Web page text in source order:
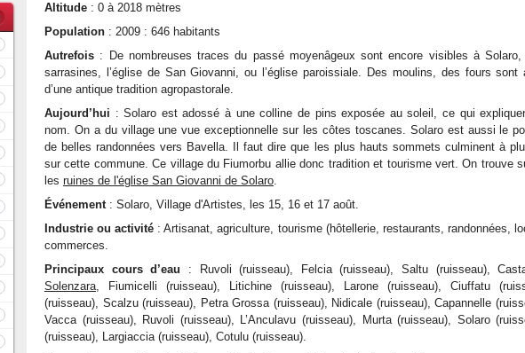
Altitude : 0 à 2018 mètres
Population : 2009 : 646 habitants
Autrefois : De nombreuses traces du passé moyenâgeux sont encore visibles à
sarrasines, l’église de San Giovanni, ou l’église paroissiale. Des moulins, des fours sont
d’une antique tradition agropastorale.
Aujourd’hui : Solaro est adossé à une colline de pins exposée au soleil, ce qui
nom. On a du village une vue exceptionnelle sur les côtes toscanes. Solaro est aussi le
de belles randonnées vers Bavella. Il faut dire que les plus hauts sommets culminent à
sur cette commune. Ce village du Fiumorbu allie donc tradition et tourisme vert. On trouve
les ruines de l'église San Giovanni de Solaro.
Événement: Solaro, Village d'Artistes, les 15, 16 et 17 août.
Industrie ou activité : Artisanat, agriculture, tourisme (hôtellerie, restaurants, randonnées,
commerces.
Principaux cours d’eau : Ruvoli (ruisseau), Felcia (ruisseau), Saltu (ruisseau),
Solenzara, Fiumicelli (ruisseau), Litichine (ruisseau), Larone (ruisseau), Ciuffatu
(ruisseau), Scalzu (ruisseau), Petra Grossa (ruisseau), Nidicale (ruisseau), Capannelle
Vacca (ruisseau), Ruvoli (ruisseau), L’Anculavu (ruisseau), Murta (ruisseau), Solaro
(ruisseau), Largiaccia (ruisseau), Cotulu (ruisseau).